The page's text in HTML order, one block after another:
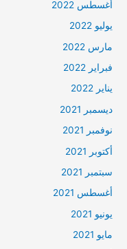
أغسطس 2022
يوليو 2022
مارس 2022
فبراير 2022
يناير 2022
ديسمبر 2021
نوفمبر 2021
أكتوبر 2021
سبتمبر 2021
أغسطس 2021
يونيو 2021
مايو 2021